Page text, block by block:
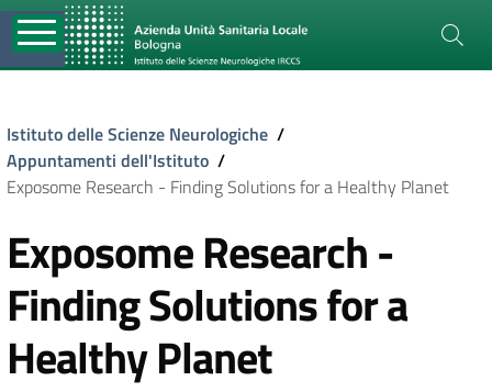
Istituto delle Scienze Neurologiche /
Appuntamenti dell'Istituto /
Exposome Research - Finding Solutions for a Healthy Planet
Exposome Research -
Finding Solutions for a
Healthy Planet